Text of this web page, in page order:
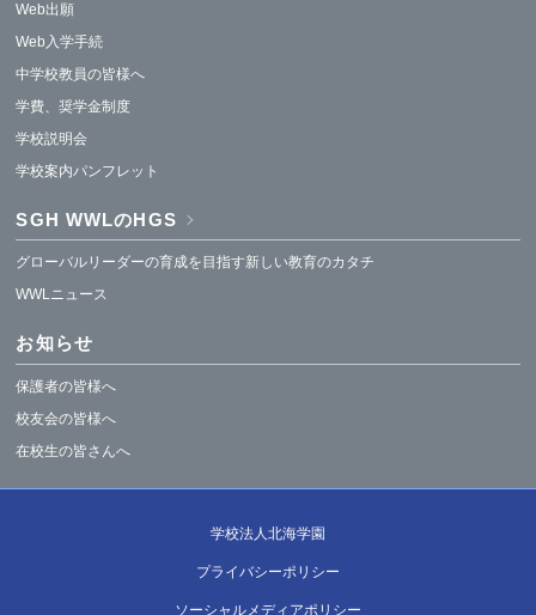
Web出願
Web入学手続
中学校教員の皆様へ
学費、奨学金制度
学校説明会
学校案内パンフレット
SGH WWLのHGS
グローバルリーダーの育成を目指す新しい教育のカタチ
WWLニュース
お知らせ
保護者の皆様へ
校友会の皆様へ
在校生の皆さんへ
学校法人北海学園
プライバシーポリシー
ソーシャルメディアポリシー